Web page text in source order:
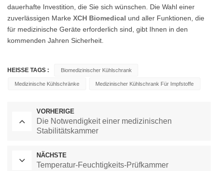
dauerhafte Investition, die Sie sich wünschen. Die Wahl einer
zuverlässigen Marke XCH Biomedical und aller Funktionen, die
für medizinische Geräte erforderlich sind, gibt Ihnen in den
kommenden Jahren Sicherheit.
HEISSE TAGS : Biomedizinischer Kühlschrank
Medizinische Kühlschränke Medizinischer Kühlschrank Für Impfstoffe
VORHERIGE
Die Notwendigkeit einer medizinischen
Stabilitätskammer
NÄCHSTE
Temperatur-Feuchtigkeits-Prüfkammer